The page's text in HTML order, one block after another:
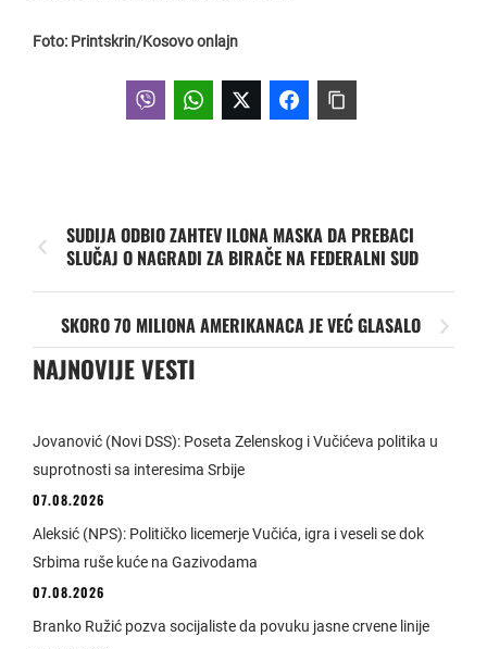
Foto: Printskrin/Kosovo onlajn
SUDIJA ODBIO ZAHTEV ILONA MASKA DA PREBACI
SLUČAJ O NAGRADI ZA BIRAČE NA FEDERALNI SUD
SKORO 70 MILIONA AMERIKANACA JE VEĆ GLASALO
NAJNOVIJE VESTI
Jovanović (Novi DSS): Poseta Zelenskog i Vučićeva politika u
suprotnosti sa interesima Srbije
07.08.2026
Aleksić (NPS): Političko licemerje Vučića, igra i veseli se dok
Srbima ruše kuće na Gazivodama
07.08.2026
Branko Ružić pozva socijaliste da povuku jasne crvene linije